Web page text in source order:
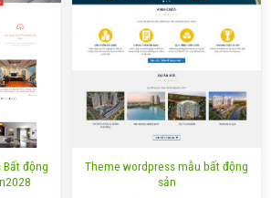
động
Theme wordpress mẫu bất động
sản